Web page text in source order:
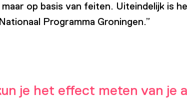
op basis van feiten. Uiteindelijk is
Programma Groningen.”
je het effect meten van je